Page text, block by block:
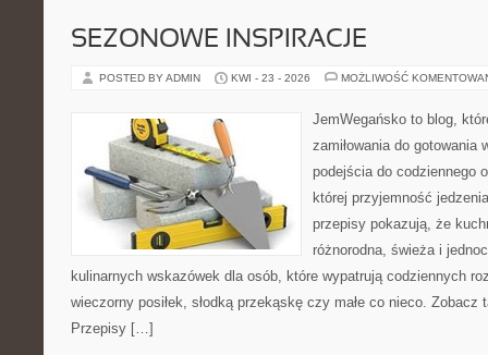
SEZONOWE INSPIRACJE
POSTED BY ADMIN KWI - 23 - 2026 MOŻLIWOŚĆ
JemWegańsko to blog,
zamiłowania do gotowania
podejścia do codziennego
której przyjemność
przepisy pokazują, że
różnorodna, świeża i
kulinarnych wskazówek dla osób, które wypatrują codziennych
wieczorny posiłek, słodką przekąskę czy małe co nieco.
Przepisy […]